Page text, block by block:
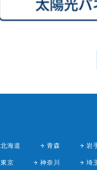
北海道 青森 岩
東京 神奈川 埼